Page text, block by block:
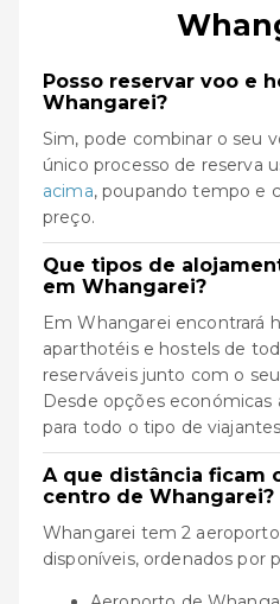
Posso reservar voo e
Whangarei?
Sim, pode combinar o seu
único processo de reserva
acima, poupando tempo e
preço.
Que tipos de
em Whangarei?
Em Whangarei encontrará
aparthotéis e hostels de
reserváveis junto com o
Desde opções económicas
para todo o tipo de
A que distância ficam
centro de Whangarei?
Whangarei tem 2
disponíveis, ordenados por